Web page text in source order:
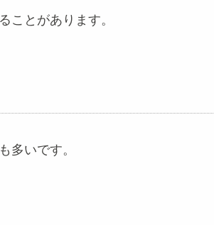
ことがあります。
多いです。